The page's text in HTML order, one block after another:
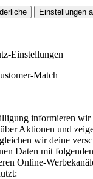
Einstellungen
Einstellungen
Match
informieren wir
Aktionen und
wir deine
Daten mit
Online-